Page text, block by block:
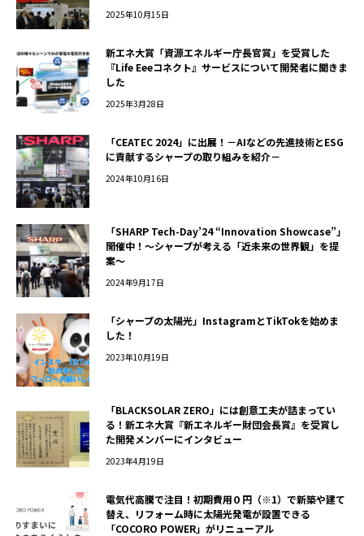
2025年10月15日
新エネ大賞「資源エネルギー庁長官賞」を受賞した
『Life Eeeコネクト』サービスについて開発者に聞きま
した
2025年3月28日
「CEATEC 2024」に出展！－AIなどの先進技術とESG
に貢献するシャープの取り組みを紹介－
2024年10月16日
「SHARP Tech-Day’24 “Innovation Showcase”」
開催中！～シャープが考える「近未来の世界観」を提
案～
2024年9月17日
「シャープの太陽光」InstagramとTikTokを始めま
した！
2023年10月19日
「BLACKSOLAR ZERO」には創意工夫が詰まってい
る！新エネ大賞『新エネルギー財団会長賞』を受賞し
た開発メンバーにインタビュー
2023年4月19日
電気代高騰で注目！初期費用０円（※1）で新築や建て
替え、リフォーム時に太陽光発電が設置できる
「COCORO POWER」がリニューアル